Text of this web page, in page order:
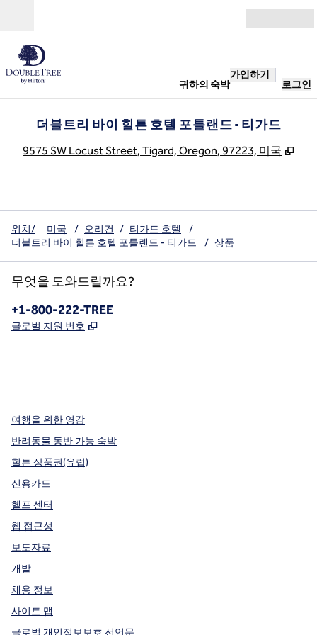
귀하의 숙박
가입하기
로그인
더블트리 바이 힐튼 호텔 포틀랜드 - 티가드
9575 SW Locust Street, Tigard, Oregon, 97223, 미국 ,
위치/ 미국 / 오리건 / 티가드 호텔
/
더블트리 바이 힐튼 호텔 포틀랜드 - 티가드
/ 상품
무엇을 도와드릴까요?
전화:
+1-800-222-TREE
글로벌 지원 번호 ,
여행을 위한 영감
반려동물 동반 가능 숙박
힐튼 상품권(유럽)
신용카드
헬프 센터
웹 접근성
보도자료
개발
채용 정보
사이트 맵
글로벌 개인정보보호 선언문